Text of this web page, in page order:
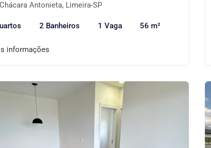
Chácara Antonieta, Limeira-SP
2 Banheiros 1 Vaga 56 m²
informações